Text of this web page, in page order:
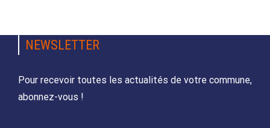
NEWSLETTER
Pour recevoir toutes les actualités de votre commune,
abonnez-vous !